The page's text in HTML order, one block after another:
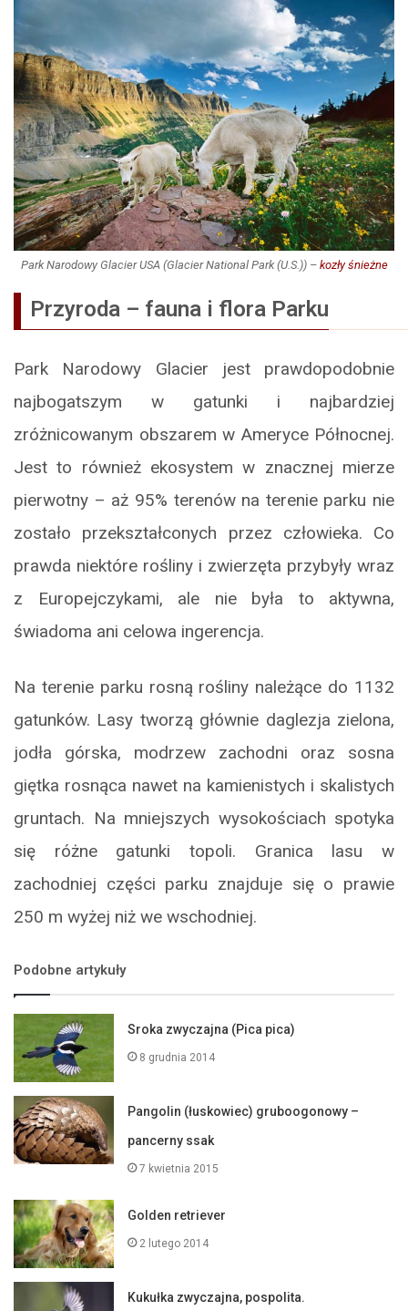
Park Narodowy Glacier USA (Glacier National Park (U.S.)) – kozły śnieżne
Przyroda – fauna i flora Parku
Park Narodowy Glacier jest prawdopodobnie
najbogatszym w gatunki i najbardziej
zróżnicowanym obszarem w Ameryce Północnej.
Jest to również ekosystem w znacznej mierze
pierwotny – aż 95% terenów na terenie parku nie
zostało przekształconych przez człowieka. Co
prawda niektóre rośliny i zwierzęta przybyły wraz
z Europejczykami, ale nie była to aktywna,
świadoma ani celowa ingerencja.
Na terenie parku rosną rośliny należące do 1132
gatunków. Lasy tworzą głównie daglezja zielona,
jodła górska, modrzew zachodni oraz sosna
giętka rosnąca nawet na kamienistych i skalistych
gruntach. Na mniejszych wysokościach spotyka
się różne gatunki topoli. Granica lasu w
zachodniej części parku znajduje się o prawie
250 m wyżej niż we wschodniej.
Podobne artykuły
Sroka zwyczajna (Pica pica)
8 grudnia 2014
Pangolin (łuskowiec) gruboogonowy –
pancerny ssak
7 kwietnia 2015
Golden retriever
2 lutego 2014
Kukułka zwyczajna, pospolita.